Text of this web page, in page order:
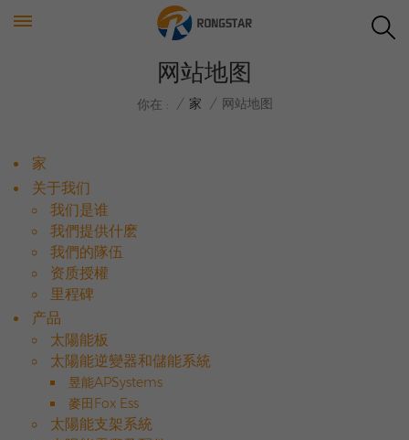
网站地图
你在 : / 家 / 网站地图
家
关于我们
我们是谁
我們提供什麽
我們的隊伍
资质授權
里程碑
产品
太陽能板
太陽能逆變器和儲能系統
昱能APSystems
麥田Fox Ess
太陽能支架系統